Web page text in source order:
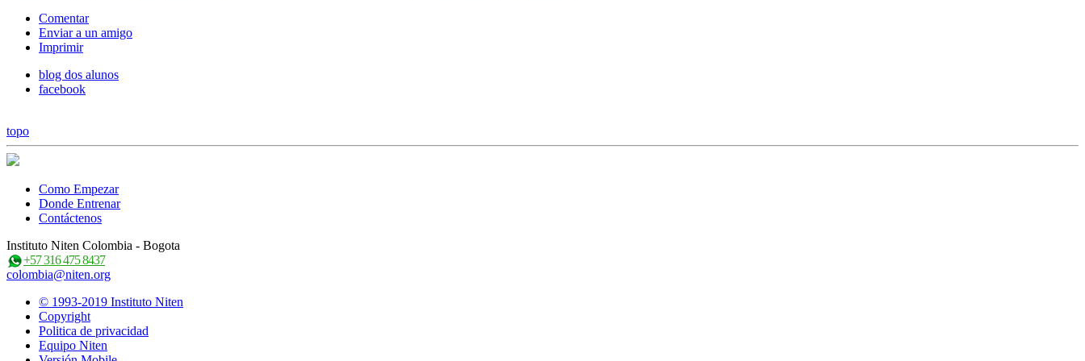
Comentar
Enviar a un amigo
Imprimir
blog dos alunos
facebook
topo
Como Empezar
Donde Entrenar
Contáctenos
Instituto Niten Colombia - Bogota
+57 316 475 8437
colombia@niten.org
© 1993-2019 Instituto Niten
Copyright
Politica de privacidad
Equipo Niten